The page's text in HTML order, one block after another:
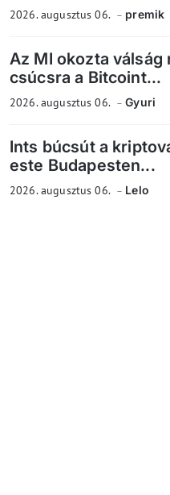
2026. augusztus 06. premik
Az MI okozta
csúcsra a Bitcoint...
2026. augusztus 06. Gyuri
Ints búcsút a
este Budapesten...
2026. augusztus 06. Lelo